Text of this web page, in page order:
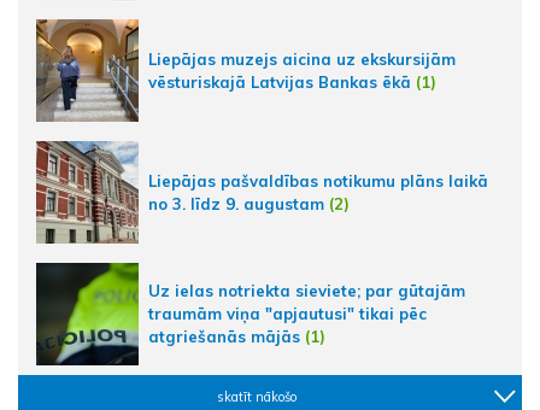
Liepājas muzejs aicina uz ekskursijām
vēsturiskajā Latvijas Bankas ēkā (1)
Liepājas pašvaldības notikumu plāns laikā
no 3. līdz 9. augustam (2)
Uz ielas notriekta sieviete; par gūtajām
traumām viņa "apjautusi" tikai pēc
atgriešanās mājās (1)
skatīt nākošo